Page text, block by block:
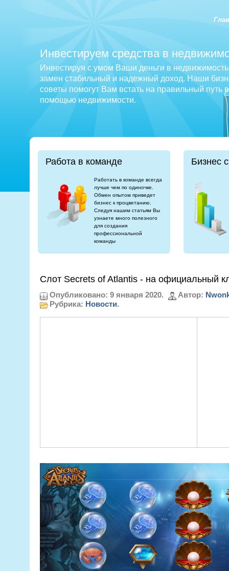
Инвестируем средства в
Инвестируя с умом Ваши деньги в
замен стабильный и надежный доход. Наши
советы помогут Вам встать на правильный путь
помощью недвижимости.
Работа в команде
Работать в команде всегда
лучше чем по одиночке.
Обмен опытом приведет
бизнес к процветанию.
Следуя нашим статьям Вы
узнаете много полезного
для создания
профессиональной
команды
Бизнес
Слот Secrets of Atlantis - на официальный
Опубликовано: 9 января 2020. Автор:
Рубрика: Новости.